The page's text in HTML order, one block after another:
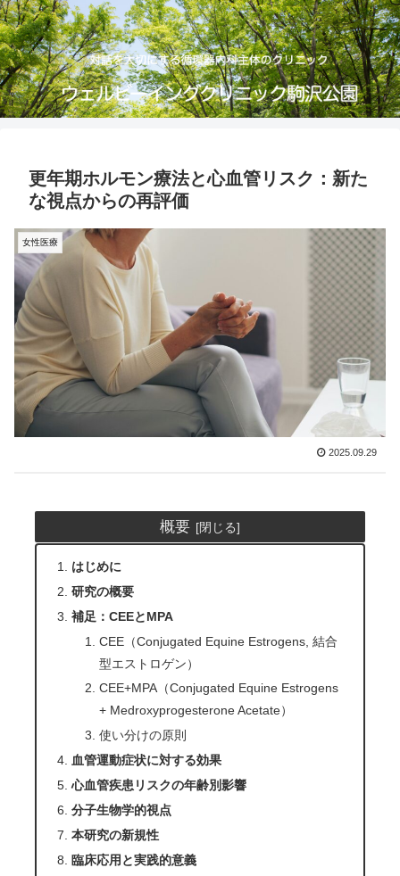
更年期ホルモン療法と心血管リスク：新た
な視点からの再評価
女性医療
2025.09.29
概要
はじめに
研究の概要
補足：CEEとMPA
CEE（Conjugated Equine Estrogens, 結合
型エストロゲン）
CEE+MPA（Conjugated Equine Estrogens
+ Medroxyprogesterone Acetate）
使い分けの原則
血管運動症状に対する効果
心血管疾患リスクの年齢別影響
分子生物学的視点
本研究の新規性
臨床応用と実践的意義